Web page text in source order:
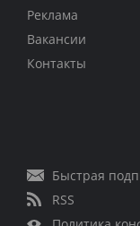
Реклама
Вакансии
Контакты
Быстрая
RSS